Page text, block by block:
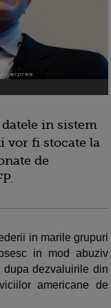
in sistem
vor fi stocate la
de
in marile grupuri
in mod abuziv
dupa dezvaluirile din
americane de